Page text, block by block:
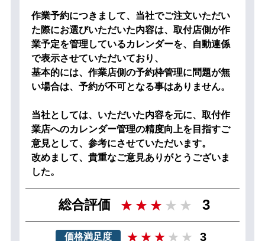
作業予約につきまして、当社でご注文いただい
た際にお選びいただいた内容は、取付店側が作
業予定を管理しているカレンダーを、自動連係
で表示させていただいており、
基本的には、作業店側の予約枠管理に問題が無
い場合は、予約が不可となる事はありません。
当社としては、いただいた内容を元に、取付作
業店へのカレンダー管理の精度向上を目指すご
意見として、参考にさせていただいます。
改めまして、貴重なご意見ありがとうございま
した。
総合評価 3
価格満足度 3